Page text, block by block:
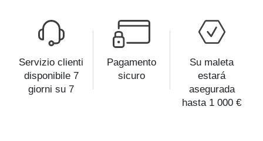
Servizio clienti
disponibile 7
giorni su 7
Pagamento
sicuro
Su maleta
estará
asegurada
hasta 1 000 €